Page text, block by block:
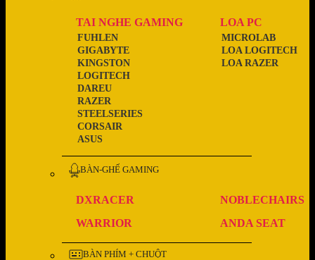
TAI NGHE GAMING
ASUS
CORSAIR
STEELSERIES
RAZER
DAREU
LOGITECH
KINGSTON
GIGABYTE
FUHLEN
LOA PC
LOA RAZER
LOA LOGITECH
MICROLAB
BÀN-GHẾ GAMING
DXRACER
NOBLECHAIRS
WARRIOR
ANDA SEAT
BÀN PHÍM + CHUỘT